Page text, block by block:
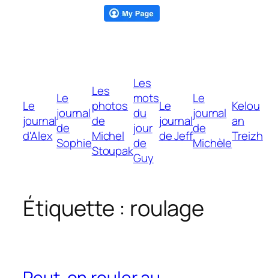
contenu
Le
journal
d'Alex
Le
journal
de
Sophie
Les
photos
de
Michel
Stoupak
Les
mots
du
jour
de
Guy
Le
journal
de Jeff
Le
journal
de
Michèle
Kelou
an
Treizh
Étiquette : roulage